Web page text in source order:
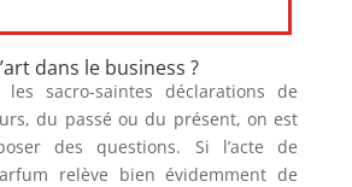
dans le business ?
les sacro-saintes déclarations de
du passé ou du présent, on est
des questions. Si l’acte de
relève bien évidemment de